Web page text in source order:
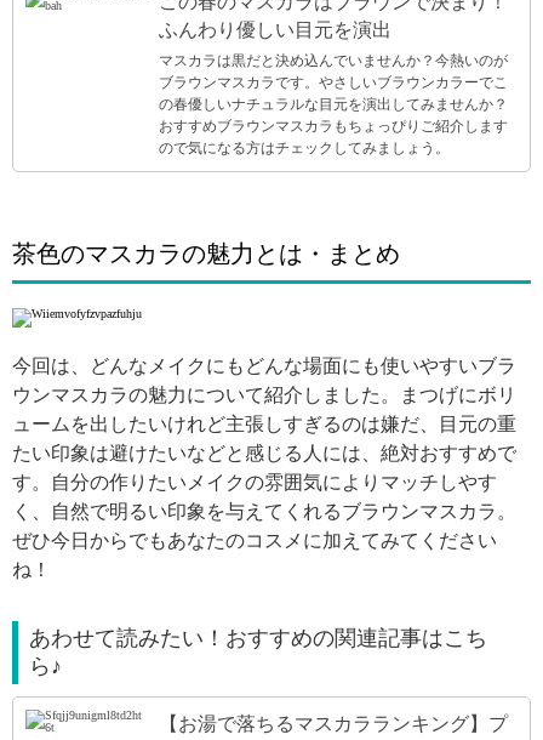
ふんわり優しい目元を演出
マスカラは黒だと決め込んでいませんか？今熱いのが
ブラウンマスカラです。やさしいブラウンカラーでこ
の春優しいナチュラルな目元を演出してみませんか？
おすすめブラウンマスカラもちょっぴりご紹介します
ので気になる方はチェックしてみましょう。
茶色のマスカラの魅力とは・まとめ
今回は、どんなメイクにもどんな場面にも使いやすいブラ
ウンマスカラの魅力について紹介しました。まつげにボリ
ュームを出したいけれど主張しすぎるのは嫌だ、目元の重
たい印象は避けたいなどと感じる人には、絶対おすすめで
す。自分の作りたいメイクの雰囲気によりマッチしやす
く、自然で明るい印象を与えてくれるブラウンマスカラ。
ぜひ今日からでもあなたのコスメに加えてみてください
ね！
あわせて読みたい！おすすめの関連記事はこち
ら♪
【お湯で落ちるマスカラランキング】プ